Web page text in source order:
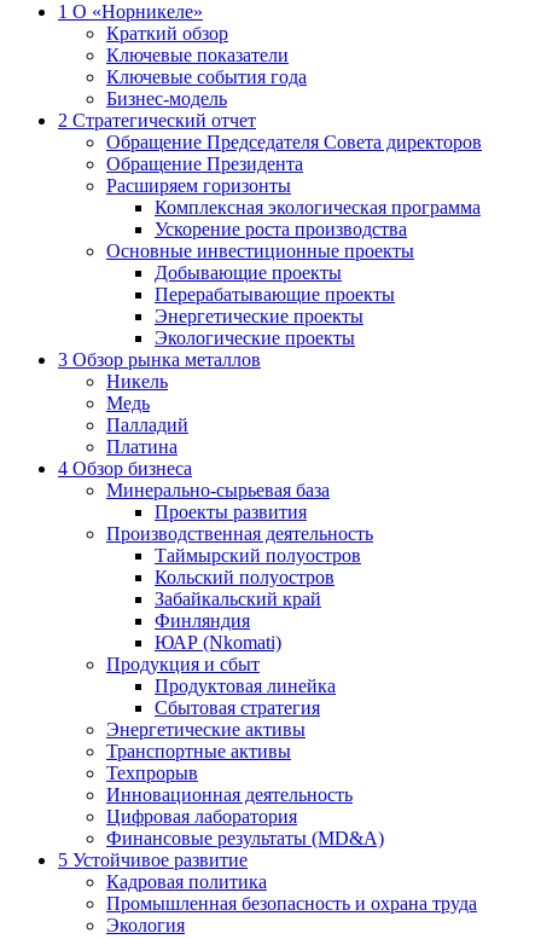
1 О «Норникеле»
Краткий обзор
Ключевые показатели
Ключевые события года
Бизнес-модель
2 Стратегический отчет
Обращение Председателя Совета директоров
Обращение Президента
Расширяем горизонты
Комплексная экологическая программа
Ускорение роста производства
Основные инвестиционные проекты
Добывающие проекты
Перерабатывающие проекты
Энергетические проекты
Экологические проекты
3 Обзор рынка металлов
Никель
Медь
Палладий
Платина
4 Обзор бизнеса
Минерально-сырьевая база
Проекты развития
Производственная деятельность
Таймырский полуостров
Кольский полуостров
Забайкальский край
Финляндия
ЮАР (Nkomati)
Продукция и сбыт
Продуктовая линейка
Сбытовая стратегия
Энергетические активы
Транспортные активы
Техпрорыв
Инновационная деятельность
Цифровая лаборатория
Финансовые результаты (MD&A)
5 Устойчивое развитие
Кадровая политика
Промышленная безопасность и охрана труда
Экология